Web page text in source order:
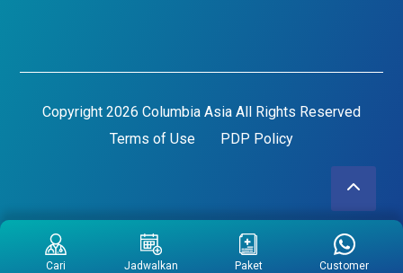
Copyright 2026 Columbia Asia All Rights Reserved
Terms of Use
PDP Policy
Cari
Jadwalkan
Paket
Customer